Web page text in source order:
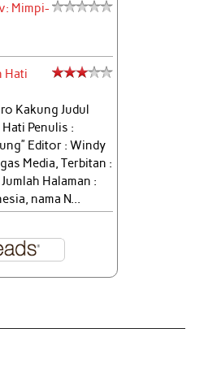
Mimpi-
Hati
Kakung Judul
Penulis :
Editor : Windy
Media, Terbitan :
Halaman :
nama N...